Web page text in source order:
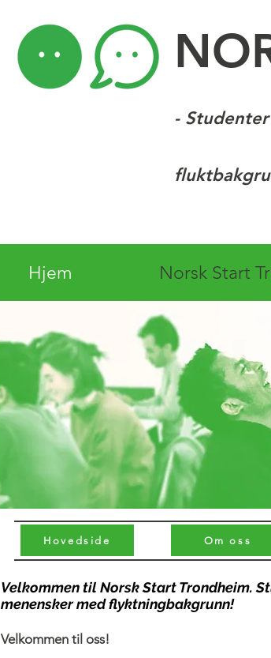
-
Hovedside Om oss
Velkommen til Norsk Start Trondheim.
menensker med flyktningbakgrunn!
​Velkommen til oss!
Hjem Norsk Start